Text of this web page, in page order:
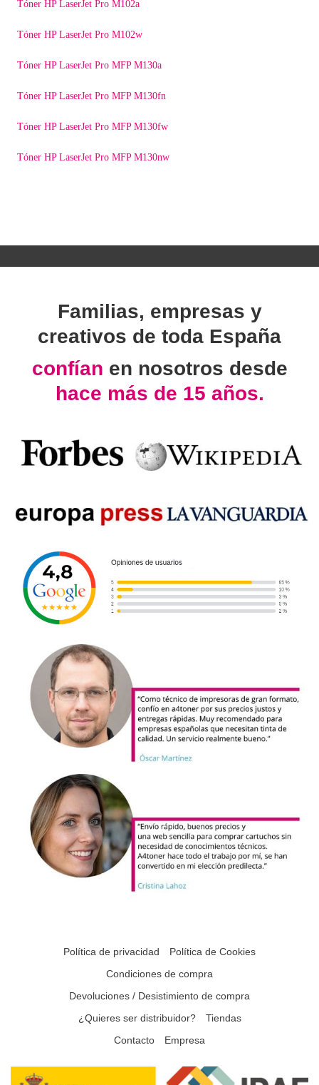
Tóner HP LaserJet Pro M102a
Tóner HP LaserJet Pro M102w
Tóner HP LaserJet Pro MFP M130a
Tóner HP LaserJet Pro MFP M130fn
Tóner HP LaserJet Pro MFP M130fw
Tóner HP LaserJet Pro MFP M130nw
Familias, empresas y
creativos de toda España
confían en nosotros desde
hace más de 15 años.
Política de privacidad
Política de Cookies
Condiciones de compra
Devoluciones / Desistimiento de compra
¿Quieres ser distribuidor?
Tiendas
Contacto
Empresa